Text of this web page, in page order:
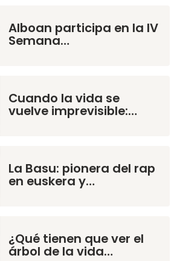
Alboan participa en la IV
Semana…
Cuando la vida se
vuelve imprevisible:…
La Basu: pionera del rap
en euskera y…
¿Qué tienen que ver el
árbol de la vida…